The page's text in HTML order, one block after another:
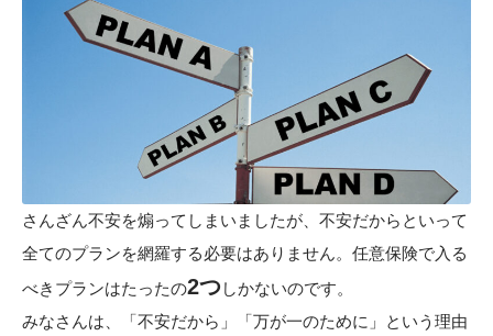
さんざん不安を煽ってしまいましたが、不安だからといって
全てのプランを網羅する必要はありません。任意保険で入る
べきプランはたったの2つ しかないのです。
みなさんは、「不安だから」「万が一のために」という理由